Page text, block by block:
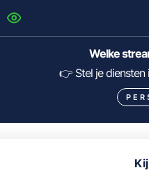
SkyShowtime
HBO Max
Welke
👉 Stel je diensten